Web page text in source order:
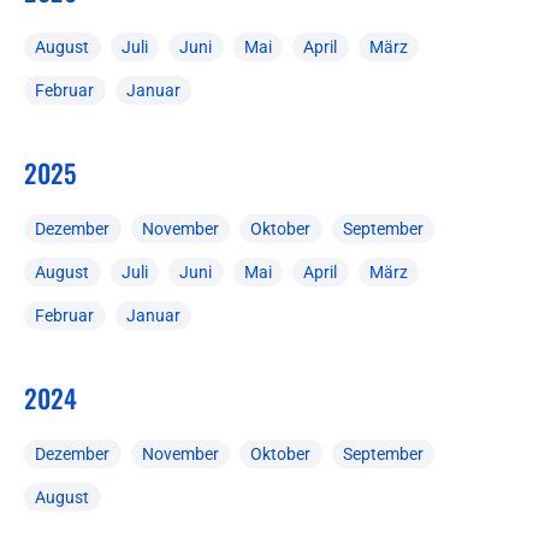
August Juli Juni Mai April März
Februar Januar
2025
Dezember November Oktober September
August Juli Juni Mai April März
Februar Januar
2024
Dezember November Oktober September
August